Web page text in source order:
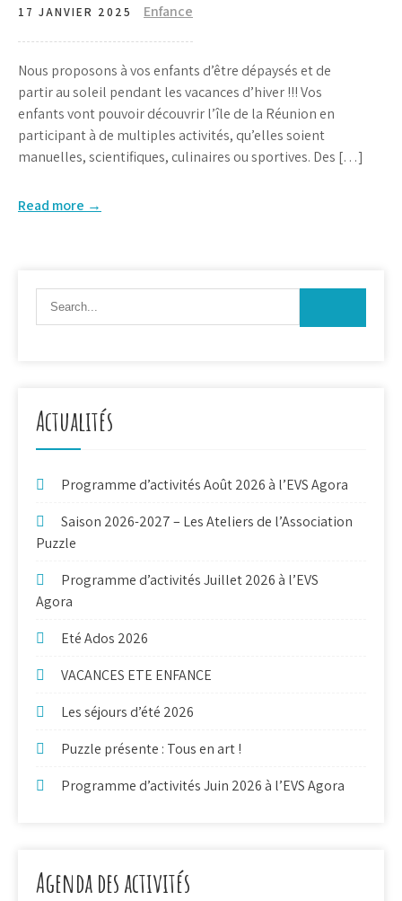
17 JANVIER 2025 Enfance
Nous proposons à vos enfants d’être dépaysés et de
partir au soleil pendant les vacances d’hiver !!! Vos
enfants vont pouvoir découvrir l’île de la Réunion en
participant à de multiples activités, qu’elles soient
manuelles, scientifiques, culinaires ou sportives. Des […]
Read more →
Actualités
Programme d’activités Août 2026 à l’EVS Agora
Saison 2026-2027 – Les Ateliers de l’Association
Puzzle
Programme d’activités Juillet 2026 à l’EVS
Agora
Eté Ados 2026
VACANCES ETE ENFANCE
Les séjours d’été 2026
Puzzle présente : Tous en art !
Programme d’activités Juin 2026 à l’EVS Agora
Agenda des activités